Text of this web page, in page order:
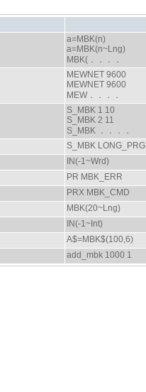
a=MBK(n)
a=MBK(n~Lng)
MBK(．．．．
MEWNET 9600
MEWNET 9600
MEW．．．．
S_MBK 1 10
S_MBK 2 11
S_MBK ．．．．
S_MBK LONG_PRG
IN(-1~Wrd)
PR MBK_ERR
PRX MBK_CMD
MBK(20~Lng)
IN(-1~Int)
A$=MBK$(100,6)
add_mbk 1000 1